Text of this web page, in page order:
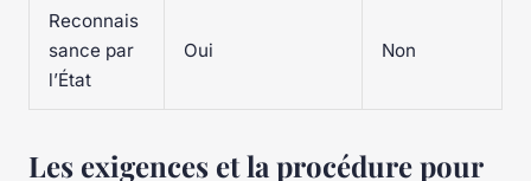
Reconnais
sance par
l’État
Oui Non
Les exigences et la procédure pour